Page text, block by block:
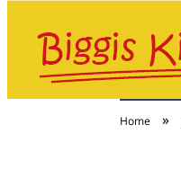
Home »